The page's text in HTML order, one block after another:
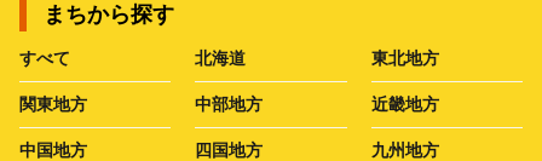
まちから探す
すべて 北海道 東北地方
関東地方 中部地方 近畿地方
中国地方 四国地方 九州地方